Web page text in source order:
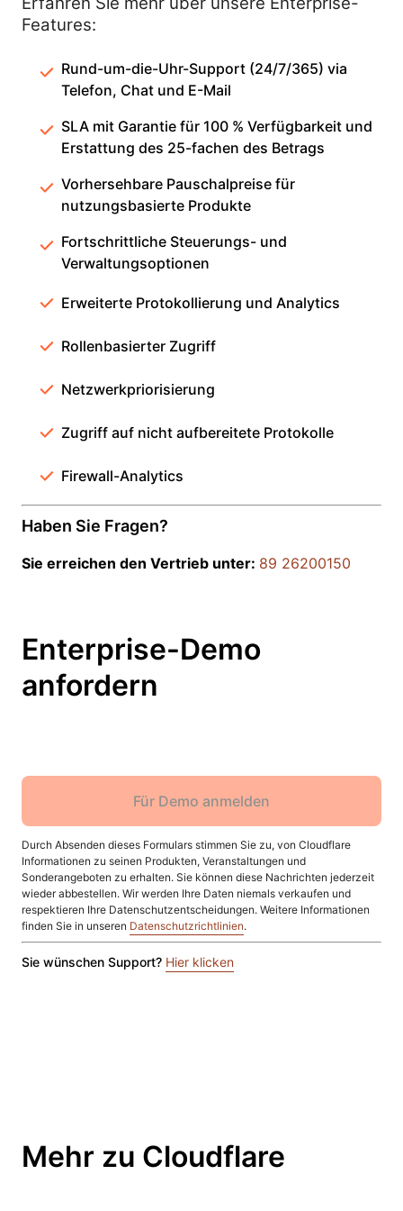
Features:
Rund-um-die-Uhr-Support (24/7/365) via
Telefon, Chat und E-Mail
SLA mit Garantie für 100 % Verfügbarkeit und
Erstattung des 25-fachen des Betrags
Vorhersehbare Pauschalpreise für
nutzungsbasierte Produkte
Fortschrittliche Steuerungs- und
Verwaltungsoptionen
Erweiterte Protokollierung und Analytics
Rollenbasierter Zugriff
Netzwerkpriorisierung
Zugriff auf nicht aufbereitete Protokolle
Firewall-Analytics
Haben Sie Fragen?
Sie erreichen den Vertrieb unter: 89 26200150
Enterprise-Demo
anfordern
Für Demo anmelden
Durch Absenden dieses Formulars stimmen Sie zu, von Cloudflare
Informationen zu seinen Produkten, Veranstaltungen und
Sonderangeboten zu erhalten. Sie können diese Nachrichten jederzeit
wieder abbestellen. Wir werden Ihre Daten niemals verkaufen und
respektieren Ihre Datenschutzentscheidungen. Weitere Informationen
finden Sie in unseren Datenschutzrichtlinien.
Sie wünschen Support? Hier klicken
Mehr zu Cloudflare